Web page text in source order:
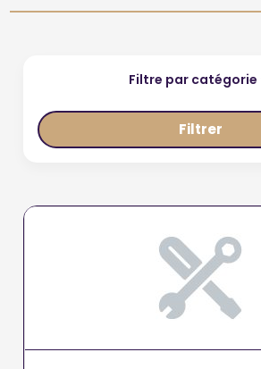
Filtre par catégorie
Filtrer